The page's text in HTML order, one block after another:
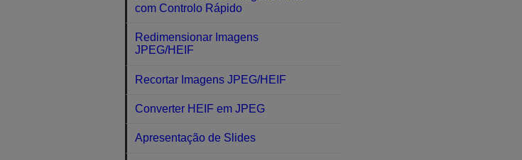
com Controlo Rápido
Redimensionar Imagens
JPEG/HEIF
Recortar Imagens JPEG/HEIF
Converter HEIF em JPEG
Apresentação de Slides